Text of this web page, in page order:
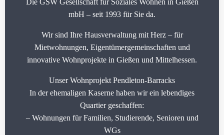
Die GSW Gesellschaft für Soziales Wohnen in Gießen
mbH – seit 1993 für Sie da.
Wir sind Ihre Hausverwaltung mit Herz – für
Mietwohnungen, Eigentümergemeinschaften und
innovative Wohnprojekte in Gießen und Mittelhessen.
Unser Wohnprojekt Pendleton-Barracks
In der ehemaligen Kaserne haben wir ein lebendiges
Quartier geschaffen:
– Wohnungen für Familien, Studierende, Senioren und
WGs